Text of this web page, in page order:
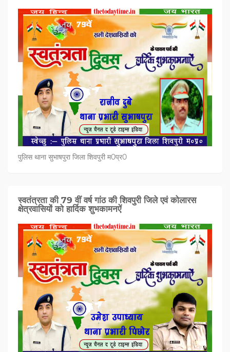
पुलिस थाना सुभाषपुरा जिला शिवपुरी म0प्र0
स्वतंत्रता की 79 वीं वर्ष गांठ की शिवपुरी जिले एवं कोलारस
क्षेत्रवासियों को हार्दिक शुभकामनऐं